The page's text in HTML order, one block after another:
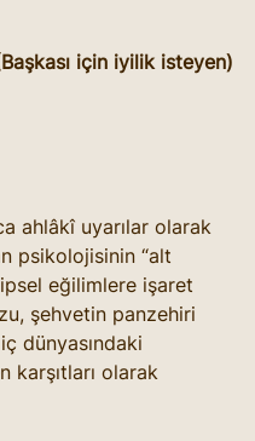
için iyilik isteyen)
ahlâkî uyarılar olarak
psikolojisinin “alt
eğilimlere işaret
şehvetin panzehiri
dünyasındaki
karşıtları olarak